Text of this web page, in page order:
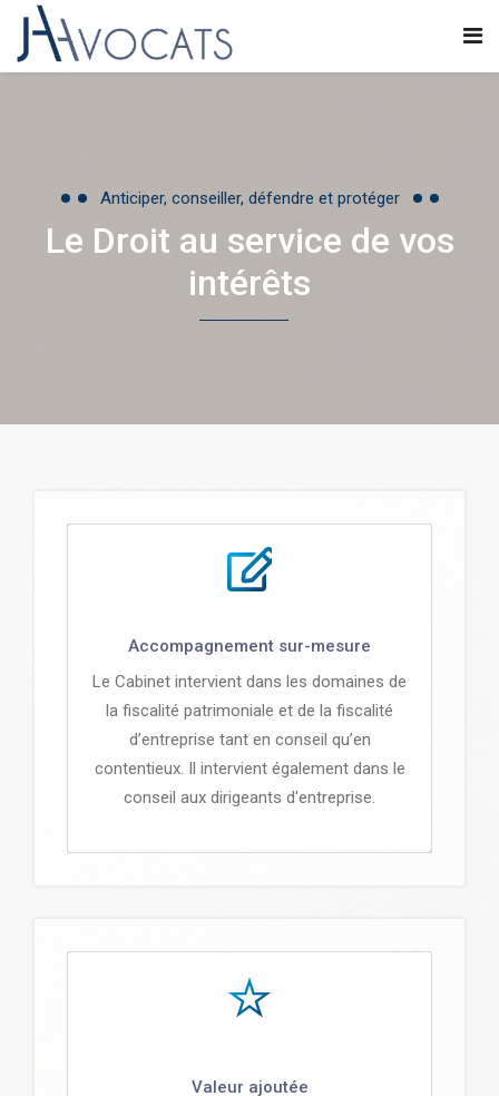
Anticiper, conseiller, défendre et protéger
Le Droit au service de vos
intérêts
Accompagnement sur-mesure
Le Cabinet intervient dans les domaines de
la fiscalité patrimoniale et de la fiscalité
d’entreprise tant en conseil qu’en
contentieux. Il intervient également dans le
conseil aux dirigeants d'entreprise.
Valeur ajoutée